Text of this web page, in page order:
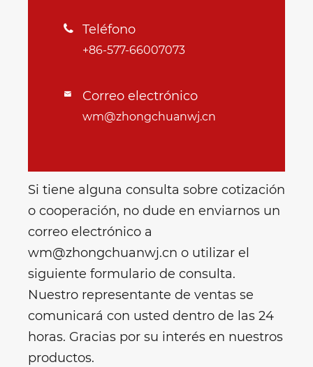
 Teléfono
+86-577-66007073
 Correo electrónico
wm@zhongchuanwj.cn
Si tiene alguna consulta sobre cotización
o cooperación, no dude en enviarnos un
correo electrónico a
wm@zhongchuanwj.cn o utilizar el
siguiente formulario de consulta.
Nuestro representante de ventas se
comunicará con usted dentro de las 24
horas. Gracias por su interés en nuestros
productos.